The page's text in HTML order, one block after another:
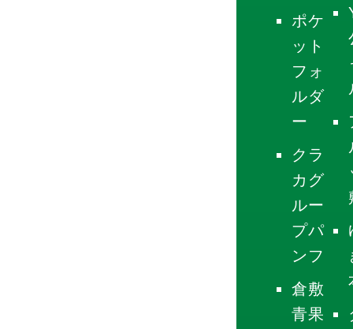
ポケ
ット
フォ
ルダ
ー
クラ
カグ
ルー
プパ
ンフ
倉敷
青果